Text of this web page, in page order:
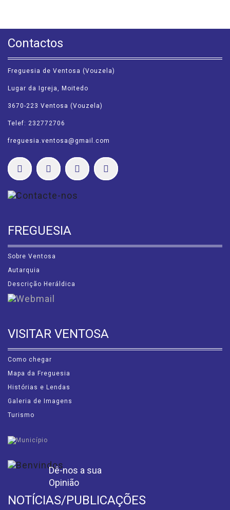
Contactos
Freguesia de Ventosa (Vouzela)
Lugar da Igreja, Moitedo
3670-223 Ventosa (Vouzela)
Telef: 232772706
freguesia.ventosa@gmail.com
FREGUESIA
Sobre Ventosa
Autarquia
Descrição Heráldica
VISITAR VENTOSA
Como chegar
Mapa da Freguesia
Histórias e Lendas
Galeria de Imagens
Turismo
Dê-nos a sua
Opinião
NOTÍCIAS/PUBLICAÇÕES